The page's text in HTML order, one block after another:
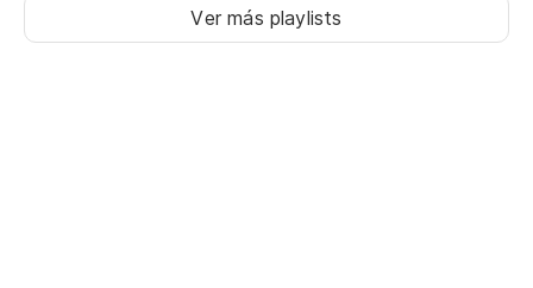
Ver más playlists